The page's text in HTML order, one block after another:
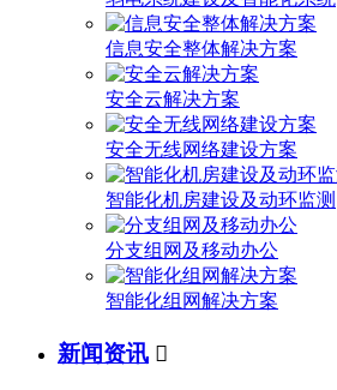
信息安全整体解决方案
安全云解决方案
安全无线网络建设方案
智能化机房建设及动环监测
分支组网及移动办公
智能化组网解决方案
新闻资讯 